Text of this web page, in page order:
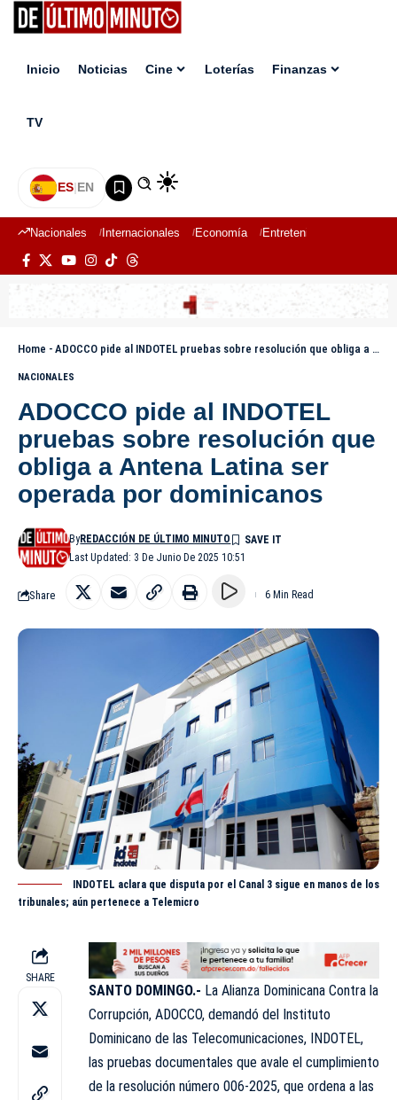
Inicio Noticias Cine Loterías Finanzas
TV
ES|EN
Nacionales Internacionales Economía Entretenimiento
Home - ADOCCO pide al INDOTEL pruebas sobre resolución que obliga a Antena Latina ser operada por dominicanos
NACIONALES
ADOCCO pide al INDOTEL
pruebas sobre resolución que
obliga a Antena Latina ser
operada por dominicanos
Last Updated: 3 De Junio De 2025 10:51
ByREDACCIÓN DE ÚLTIMO MINUTO
Share 6 Min Read
INDOTEL aclara que disputa por el Canal 3 sigue en manos de los
tribunales; aún pertenece a Telemicro
SHARE
SANTO DOMINGO.- La Alianza Dominicana Contra la
Corrupción, ADOCCO, demandó del Instituto
Dominicano de las Telecomunicaciones, INDOTEL,
las pruebas documentales que avale el cumplimiento
de la resolución número 006-2025, que ordena a las